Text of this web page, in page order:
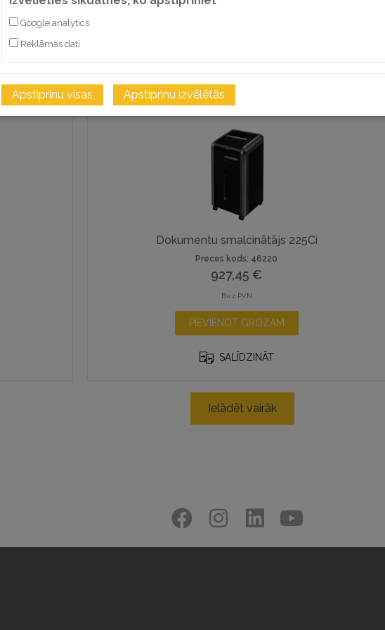
Dokumentu smalcinātājs 225Ci
Preces kods: 46220
927,45€
Bez PVN
PIEVIENOT GROZAM
SALĪDZINĀT
Ielādēt vairāk
Google analytics
Reklāmas dati
Apstiprinu visas Apstiprinu izvēlētās